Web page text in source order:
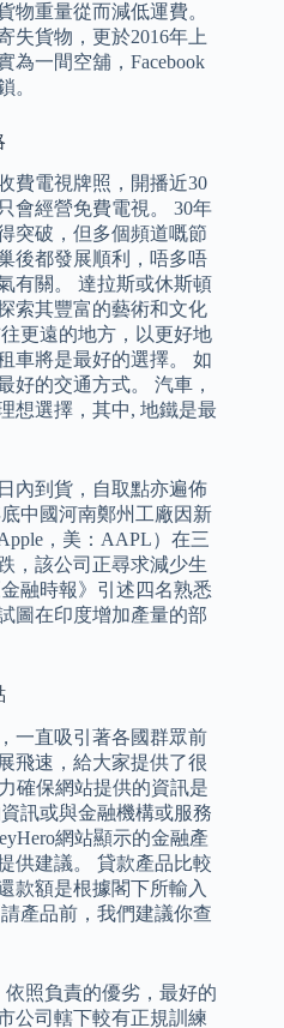
物重量從而減低運費。
失貨物，更於2016年上
為一間空舖，Facebook
。
費電視牌照，開播近30
會經營免費電視。 30年
突破，但多個頻道嘅節
後都發展順利，唔多唔
有關。 達拉斯或休斯頓
索其豐富的藝術和文化
更遠的地方，以更好地
車將是最好的選擇。 如
好的交通方式。 汽車，
想選擇，其中, 地鐵是最
內到貨，自取點亦遍佈
中國河南鄭州工廠因新
，美：AAPL）在三
，該公司正尋求減少生
融時報》引述四名熟悉
圖在印度增加產量的部
一直吸引著各國群眾前
飛速，給大家提供了很
確保網站提供的資訊是
訊或與金融機構或服務
網站顯示的金融產
供建議。 貸款產品比較
款額是根據閣下所輸入
產品前，我們建議你查
照負責的優劣，最好的
公司轄下較有正規訓練